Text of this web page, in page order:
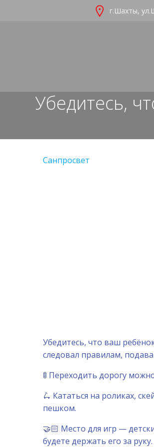
г.Шахты,
Убедитесь,
Санпросвет
Убедитесь, что ваш
следовал правилам,
🚦 Переходить дорогу
🛴 Кататься на роликах,
пешком.
🤝🏻 Место для игр —
будете держать его за руку.